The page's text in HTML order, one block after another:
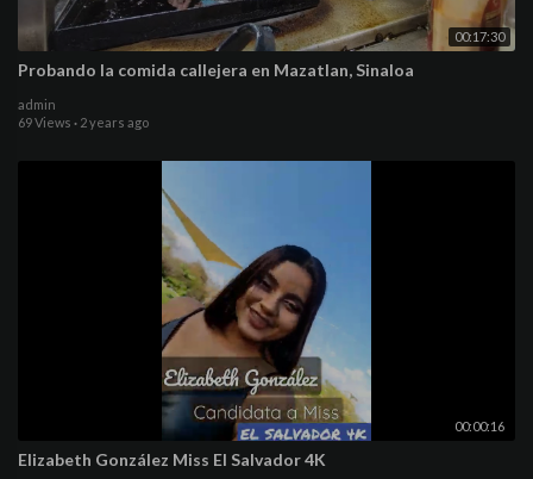
00:17:30
Probando la comida callejera en Mazatlan, Sinaloa
admin
69 Views · 2 years ago
00:00:16
Elizabeth González Miss El Salvador 4K